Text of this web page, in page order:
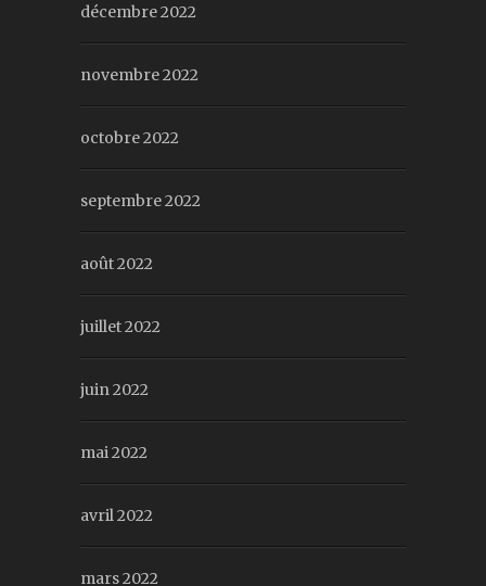
décembre 2022
novembre 2022
octobre 2022
septembre 2022
août 2022
juillet 2022
juin 2022
mai 2022
avril 2022
mars 2022